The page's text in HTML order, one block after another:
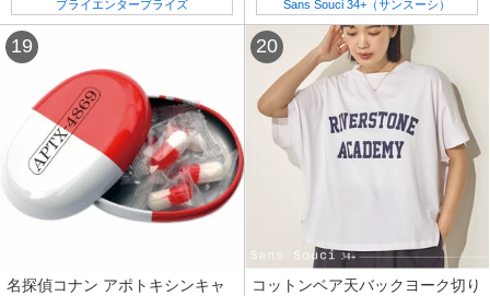
ブライエンタープライズ Sans Souci 34+（サンスーシ）
名探偵コナン アポトキシンキャ
コットンベア天バックヨーク切り